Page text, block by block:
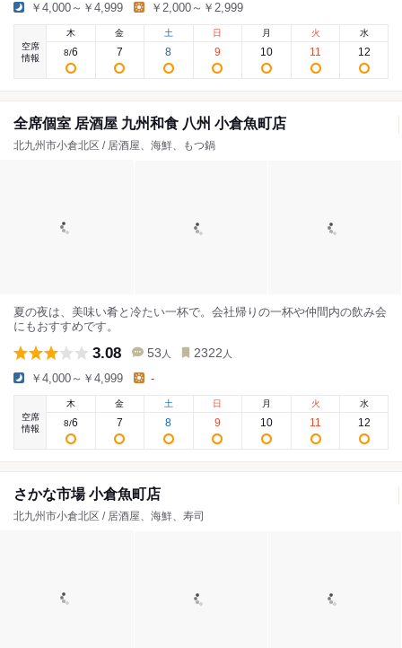
￥4,000～￥4,999 ￥2,000～￥2,999
空席
情報
木
8/6
金
7
土
8
日
9
月
10
火
11
水
12
全席個室 居酒屋 九州和食 八州 小倉魚町店
北九州市小倉北区 / 居酒屋、海鮮、もつ鍋
夏の夜は、美味い肴と冷たい一杯で。会社帰りの一杯や仲間内の飲み会
にもおすすめです。
3.08 53 人 2322 人
￥4,000～￥4,999 -
空席
情報
木
8/6
金
7
土
8
日
9
月
10
火
11
水
12
さかな市場 小倉魚町店
北九州市小倉北区 / 居酒屋、海鮮、寿司